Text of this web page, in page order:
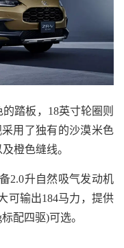
踏板，18英寸轮圈则
用了独有的沙漠米色
橙色缝线。
升自然吸气发动机
可输出184马力，提供
配四驱)可选。